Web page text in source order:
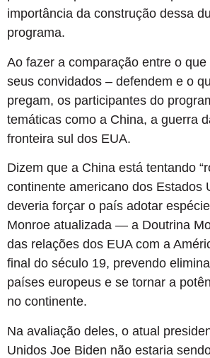
importância da construção dessa
programa.
Ao fazer a comparação entre o
seus convidados – defendem e o
pregam, os participantes do
temáticas como a China, a guerra
fronteira sul dos EUA.
Dizem que a China está tentando
continente americano dos Estados
deveria forçar o país adotar
Monroe atualizada — a Doutrina
das relações dos EUA com a
final do século 19, prevendo
países europeus e se tornar a
no continente.
Na avaliação deles, o atual
Unidos Joe Biden não estaria